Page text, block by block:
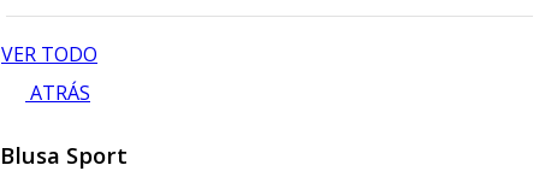
VER TODO
ATRÁS
Blusa Sport